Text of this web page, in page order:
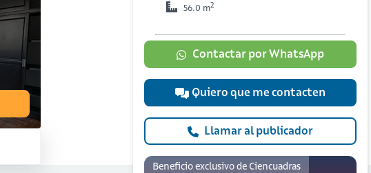
56.0 m2
Contactar por WhatsApp
Quiero que me contacten
Llamar al publicador
Beneficio exclusivo de Ciencuadras